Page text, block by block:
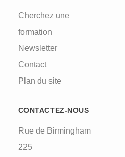
Cherchez une
formation
Newsletter
Contact
Plan du site
CONTACTEZ-NOUS
Rue de Birmingham
225